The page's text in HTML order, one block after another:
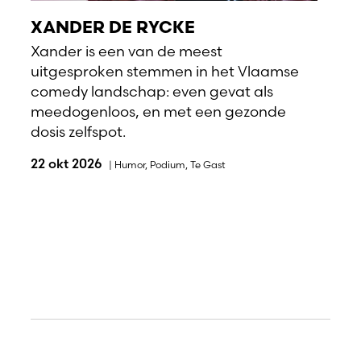
XANDER DE RYCKE
Xander is een van de meest
uitgesproken stemmen in het Vlaamse
comedy landschap: even gevat als
meedogenloos, en met een gezonde
dosis zelfspot.
22 okt 2026 | Humor, Podium, Te Gast